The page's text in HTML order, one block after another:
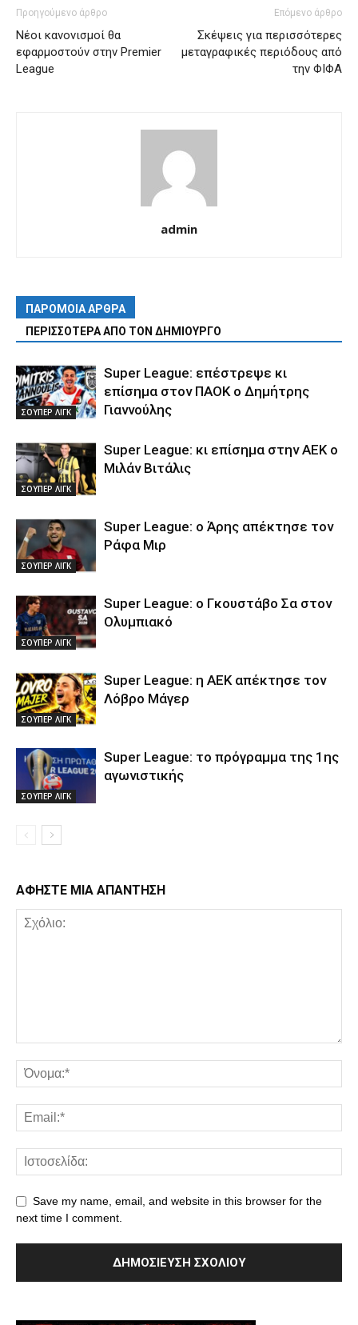
Προηγούμενο άρθρο
Νέοι κανονισμοί θα
εφαρμοστούν στην Premier
League
Επόμενο άρθρο
Σκέψεις για περισσότερες
μεταγραφικές περιόδους από
την ΦΙΦΑ
admin
ΠΑΡΟΜΟΙΑ ΑΡΘΡΑ
ΠΕΡΙΣΣΟΤΕΡΑ ΑΠΟ ΤΟΝ ΔΗΜΙΟΥΡΓΟ
ΣΟΥΠΕΡ ΛΙΓΚ
Super League: επέστρεψε κι
επίσημα στον ΠΑΟΚ ο Δημήτρης
Γιαννούλης
ΣΟΥΠΕΡ ΛΙΓΚ
Super League: κι επίσημα στην ΑΕΚ ο
Μιλάν Βιτάλις
ΣΟΥΠΕΡ ΛΙΓΚ
Super League: ο Άρης απέκτησε τον
Ράφα Μιρ
ΣΟΥΠΕΡ ΛΙΓΚ
Super League: ο Γκουστάβο Σα στον
Ολυμπιακό
ΣΟΥΠΕΡ ΛΙΓΚ
Super League: η ΑΕΚ απέκτησε τον
Λόβρο Μάγερ
ΣΟΥΠΕΡ ΛΙΓΚ
Super League: το πρόγραμμα της 1ης
αγωνιστικής
ΑΦΗΣΤΕ ΜΙΑ ΑΠΑΝΤΗΣΗ
Save my name, email, and website in this browser for the
next time I comment.